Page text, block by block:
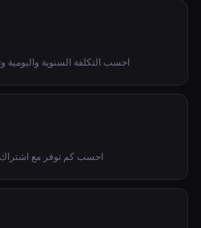
احسب التكلفة السنوية
احسب كم توفر مع اشتراك BroBizz مقارنة بالسعر الكامل.